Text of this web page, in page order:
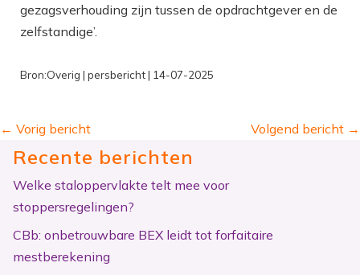
gezagsverhouding zijn tussen de opdrachtgever en de
zelfstandige’.
Bron:Overig | persbericht | 14-07-2025
← Vorig bericht Volgend bericht →
Recente berichten
Welke staloppervlakte telt mee voor
stoppersregelingen?
CBb: onbetrouwbare BEX leidt tot forfaitaire
mestberekening